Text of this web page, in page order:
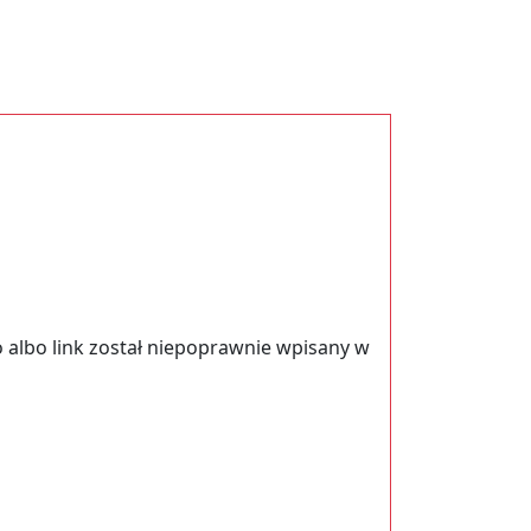
link został niepoprawnie wpisany w